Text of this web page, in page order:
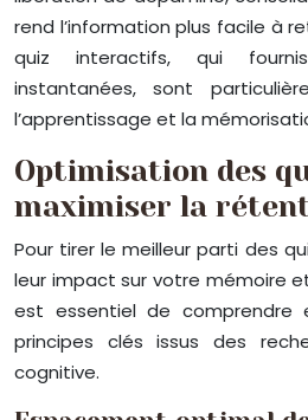
rend l’information plus facile à
quiz interactifs, qui
instantanées, sont
l’apprentissage et la
Optimisation des
maximiser la
Pour tirer le meilleur parti des
leur impact sur votre mémoire
est essentiel de comprendre
principes clés issus des
cognitive.